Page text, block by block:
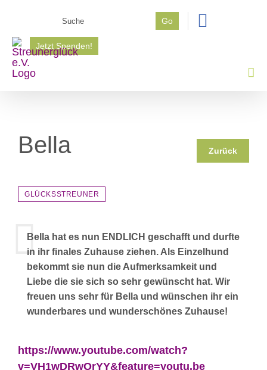
springen
Go
Jetzt Spenden!
Bella Zurück
GLÜCKSSTREUNER
Bella hat es nun ENDLICH geschafft und durfte
in ihr finales Zuhause ziehen. Als Einzelhund
bekommt sie nun die Aufmerksamkeit und
Liebe die sie sich so sehr gewünscht hat. Wir
freuen uns sehr für Bella und wünschen ihr ein
wunderbares und wunderschönes Zuhause!
https://www.youtube.com/watch?
v=VH1wDRwOrYY&feature=youtu.be